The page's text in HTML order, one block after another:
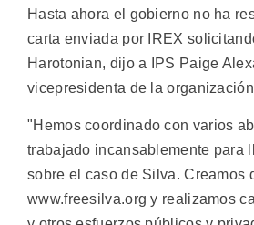
Hasta ahora el gobierno no ha
carta enviada por IREX
Harotonian, dijo a IPS Paige
vicepresidenta de la
"Hemos coordinado con varios
trabajado incansablemente para
sobre el caso de Silva. Creamos
www.freesilva.org y realizamos